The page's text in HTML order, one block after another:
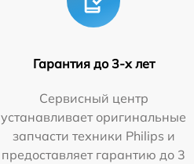
Гарантия до 3-х лет
Сервисный центр
устанавливает оригинальные
запчасти техники Philips и
предоставляет гарантию до 3